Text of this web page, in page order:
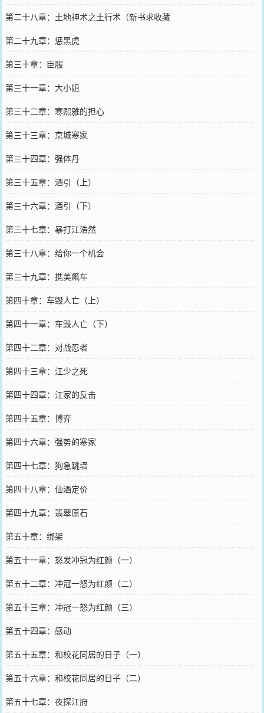
第二十八章：土地神术之土行术（新书求收藏
第二十九章：惩黑虎
第三十章：臣服
第三十一章：大小姐
第三十二章：寒熙雅的担心
第三十三章：京城寒家
第三十四章：强体丹
第三十五章：酒引（上）
第三十六章：酒引（下）
第三十七章：暴打江浩然
第三十八章：给你一个机会
第三十九章：携美飙车
第四十章：车毁人亡（上）
第四十一章：车毁人亡（下）
第四十二章：对战忍者
第四十三章：江少之死
第四十四章：江家的反击
第四十五章：博弈
第四十六章：强势的寒家
第四十七章：狗急跳墙
第四十八章：仙酒定价
第四十九章：翡翠原石
第五十章：绑架
第五十一章：怒发冲冠为红颜（一）
第五十二章：冲冠一怒为红颜（二）
第五十三章：冲冠一怒为红颜（三）
第五十四章：感动
第五十五章：和校花同居的日子（一）
第五十六章：和校花同居的日子（二）
第五十七章：夜探江府